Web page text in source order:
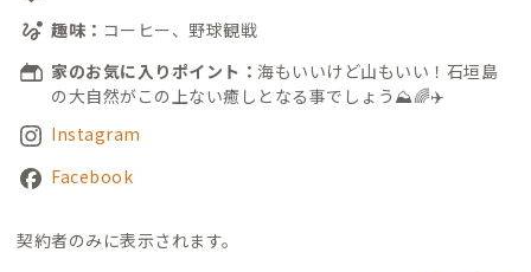
趣味： コーヒー、野球観戦
家のお気に入りポイント： 海もいいけど山もいい！石垣島
の大自然がこの上ない癒しとなる事でしょう⛰️🌈✈️
Instagram
Facebook
契約者のみに表示されます。